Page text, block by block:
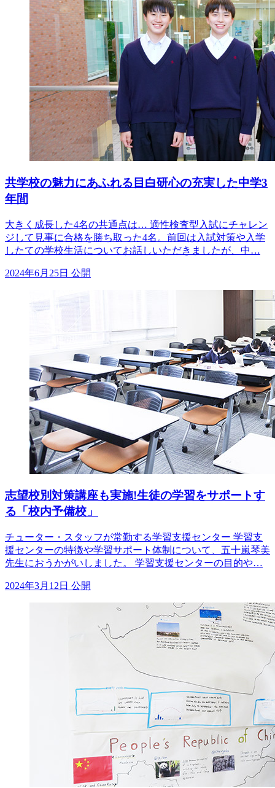
共学校の魅力にあふれる目白研心の充実した中学3
年間
大きく成長した4名の共通点は… 適性検査型入試にチャレン
ジして見事に合格を勝ち取った4名。前回は入試対策や入学
したての学校生活についてお話しいただきましたが、中…
2024年6月25日 公開
志望校別対策講座も実施!生徒の学習をサポートす
る「校内予備校」
チューター・スタッフが常勤する学習支援センター 学習支
援センターの特徴や学習サポート体制について、五十嵐琴美
先生におうかがいしました。 学習支援センターの目的や…
2024年3月12日 公開